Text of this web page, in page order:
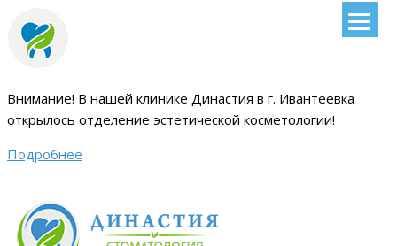
Внимание! В нашей клинике Династия в г. Ивантеевка
открылось отделение эстетической косметологии!
Подробнее